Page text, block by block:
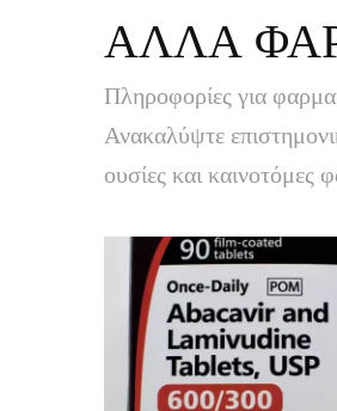
ΑΛΛΑ
Πληροφορίες για
Ανακαλύψτε
ουσίες και καινοτόμες